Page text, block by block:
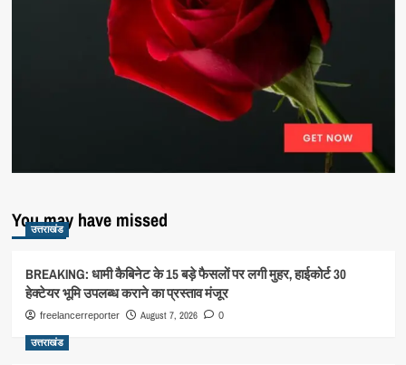
You may have missed
उत्तराखंड
BREAKING: धामी कैबिनेट के 15 बड़े फैसलों पर लगी मुहर, हाईकोर्ट 30
हेक्टेयर भूमि उपलब्ध कराने का प्रस्ताव मंजूर
freelancerreporter August 7, 2026 0
उत्तराखंड